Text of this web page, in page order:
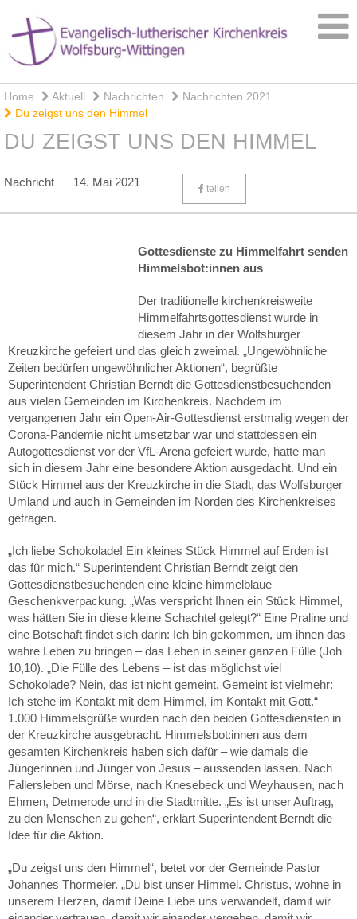
Home Aktuell Nachrichten
Nachrichten 2021
Du zeigst uns den Himmel
DU ZEIGST UNS DEN HIMMEL
Nachricht 14. Mai 2021 teilen
Gottesdienste zu Himmelfahrt senden
Himmelsbot:innen aus
Der traditionelle kirchenkreisweite
Himmelfahrtsgottesdienst wurde in
diesem Jahr in der Wolfsburger
Kreuzkirche gefeiert und das gleich zweimal. „Ungewöhnliche
Zeiten bedürfen ungewöhnlicher Aktionen“, begrüßte
Superintendent Christian Berndt die Gottesdienstbesuchenden
aus vielen Gemeinden im Kirchenkreis. Nachdem im
vergangenen Jahr ein Open-Air-Gottesdienst erstmalig wegen der
Corona-Pandemie nicht umsetzbar war und stattdessen ein
Autogottesdienst vor der VfL-Arena gefeiert wurde, hatte man
sich in diesem Jahr eine besondere Aktion ausgedacht. Und ein
Stück Himmel aus der Kreuzkirche in die Stadt, das Wolfsburger
Umland und auch in Gemeinden im Norden des Kirchenkreises
getragen.
„Ich liebe Schokolade! Ein kleines Stück Himmel auf Erden ist
das für mich.“ Superintendent Christian Berndt zeigt den
Gottesdienstbesuchenden eine kleine himmelblaue
Geschenkverpackung. „Was verspricht Ihnen ein Stück Himmel,
was hätten Sie in diese kleine Schachtel gelegt?“ Eine Praline und
eine Botschaft findet sich darin: Ich bin gekommen, um ihnen das
wahre Leben zu bringen – das Leben in seiner ganzen Fülle (Joh
10,10). „Die Fülle des Lebens – ist das möglichst viel
Schokolade? Nein, das ist nicht gemeint. Gemeint ist vielmehr:
Ich stehe im Kontakt mit dem Himmel, im Kontakt mit Gott.“
1.000 Himmelsgrüße wurden nach den beiden Gottesdiensten in
der Kreuzkirche ausgebracht. Himmelsbot:innen aus dem
gesamten Kirchenkreis haben sich dafür – wie damals die
Jüngerinnen und Jünger von Jesus – aussenden lassen. Nach
Fallersleben und Mörse, nach Knesebeck und Weyhausen, nach
Ehmen, Detmerode und in die Stadtmitte. „Es ist unser Auftrag,
zu den Menschen zu gehen“, erklärt Superintendent Berndt die
Idee für die Aktion.
„Du zeigst uns den Himmel“, betet vor der Gemeinde Pastor
Johannes Thormeier. „Du bist unser Himmel. Christus, wohne in
unserem Herzen, damit Deine Liebe uns verwandelt, damit wir